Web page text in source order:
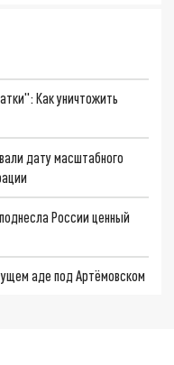
Как уничтожить
дату масштабного
России ценный
аде под Артёмовском